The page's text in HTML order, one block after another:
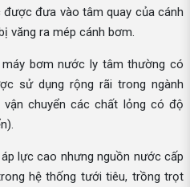
đưa vào tâm quay của cánh
văng ra mép cánh bơm.
bơm nước ly tâm thường có
sử dụng rộng rãi trong ngành
chuyển các chất lỏng có độ
lực cao nhưng nguồn nước cấp
hệ thống tưới tiêu, trồng trọt